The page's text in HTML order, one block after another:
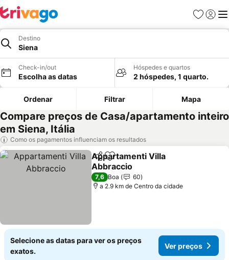
Favoritos
Iniciar
Destino
Siena
Check-in/out
Escolha as datas
Hóspedes e quartos
2 hóspedes, 1 quarto.
Ordenar Filtrar Mapa
Compare preços de Casa/apartamento inteiro
em Siena, Itália
Como os pagamentos influenciam os resultados
PartilharAdicionar aos favoritos
Appartamenti Villa
Abbraccio
7,6 Boa
60
a 2.9 km de Centro da cidade
Selecione as datas para ver os preços
exatos.
Ver preços